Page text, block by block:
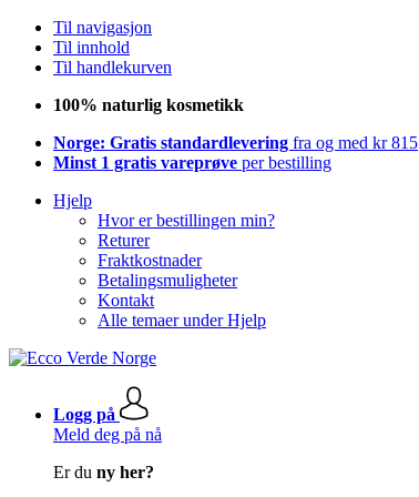
Til navigasjon
Til innhold
Til handlekurven
100% naturlig kosmetikk
Norge: Gratis standardlevering fra og med kr 815
Minst 1 gratis vareprøve per bestilling
Hjelp
Hvor er bestillingen min?
Returer
Fraktkostnader
Betalingsmuligheter
Kontakt
Alle temaer under Hjelp
Logg på
Meld deg på nå
Er du ny her?